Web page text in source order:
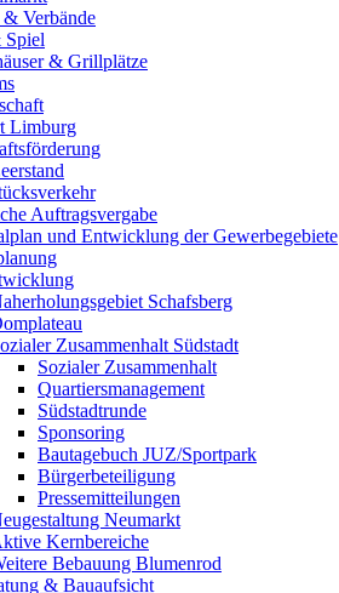
& Verbände
Spiel
& Grillplätze
Limburg
Auftragsvergabe
und Entwicklung der Gewerbegebiete
Schafsberg
Zusammenhalt Südstadt
Sozialer Zusammenhalt
Quartiersmanagement
Südstadtrunde
Sponsoring
Bautagebuch JUZ/Sportpark
Bürgerbeteiligung
Pressemitteilungen
Neumarkt
Kernbereiche
Bebauung Blumenrod
& Bauaufsicht